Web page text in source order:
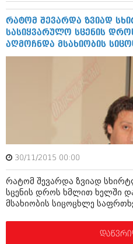
სექტემბერი 2017 (261)
აგვისტო 2017 (212)
ივლისი 2017 (233)
აპრილი 2017 (220)
თებერვალი 2017 (205)
იანვარი 2017 (246)
დეკემბერი 2016 (207)
ნოემბერი 2016 (207)
ოქტომბერი 2016 (257)
სექტემბერი 2016 (224)
აგვისტო 2016 (258)
ივლისი 2016 (211)
ივნისი 2016 (221)
მაისი 2016 (261)
რატომ შევარდა ზვიად
სასიყვარულო სცენის
აღმოჩნდა მსახიობის
30/11/2015 00:00
რატომ შევარდა ზვიად
სცენის დროს ხმლით ხელში
მსახიობის სიცოცხლე